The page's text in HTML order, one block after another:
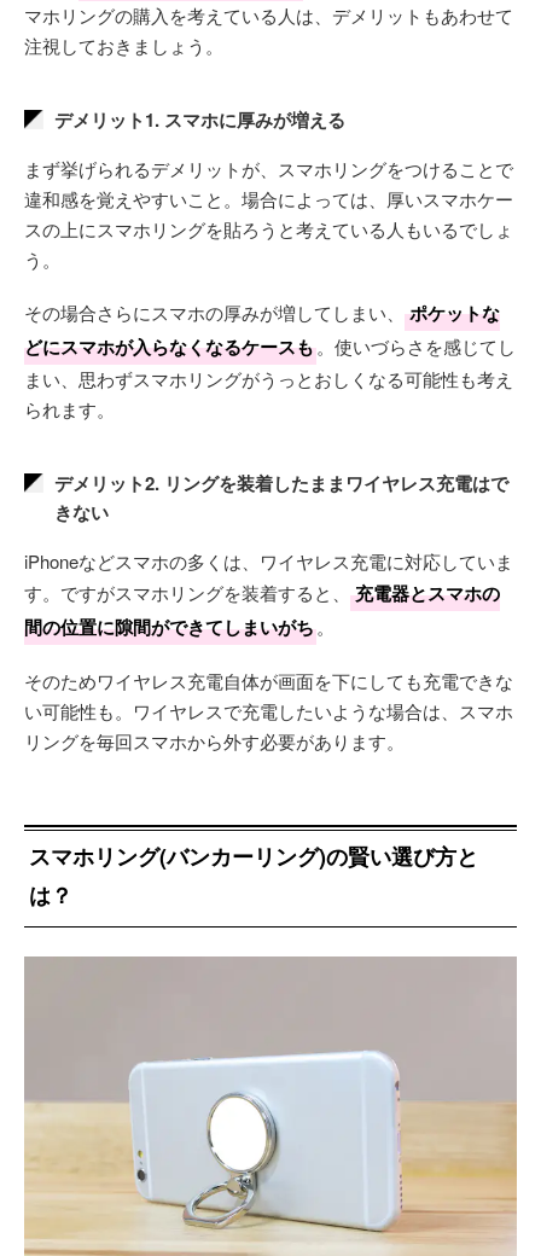
マホリングの購入を考えている人は、デメリットもあわせて
注視しておきましょう。
デメリット1. スマホに厚みが増える
まず挙げられるデメリットが、スマホリングをつけることで
違和感を覚えやすいこと。場合によっては、厚いスマホケー
スの上にスマホリングを貼ろうと考えている人もいるでしょ
う。
その場合さらにスマホの厚みが増してしまい、
ポケットな
どにスマホが入らなくなるケースも。使いづらさを感じてし
まい、思わずスマホリングがうっとおしくなる可能性も考え
られます。
デメリット2. リングを装着したままワイヤレス充電はで
きない
iPhoneなどスマホの多くは、ワイヤレス充電に対応していま
す。ですがスマホリングを装着すると、
充電器とスマホの
間の位置に隙間ができてしまいがち。
そのためワイヤレス充電自体が画面を下にしても充電できな
い可能性も。ワイヤレスで充電したいような場合は、スマホ
リングを毎回スマホから外す必要があります。
スマホリング(バンカーリング)の賢い選び方と
は？